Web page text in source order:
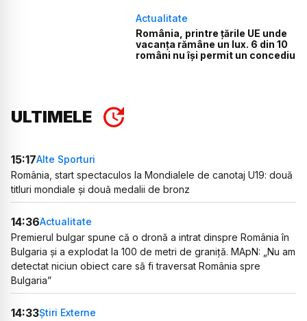
Actualitate
România, printre țările UE unde
vacanța rămâne un lux. 6 din 10
români nu își permit un concediu
ULTIMELE
15:17Alte Sporturi
România, start spectaculos la Mondialele de canotaj U19: două
titluri mondiale și două medalii de bronz
14:36Actualitate
Premierul bulgar spune că o dronă a intrat dinspre România în
Bulgaria și a explodat la 100 de metri de graniță. MApN: „Nu am
detectat niciun obiect care să fi traversat România spre
Bulgaria”
14:33Știri Externe